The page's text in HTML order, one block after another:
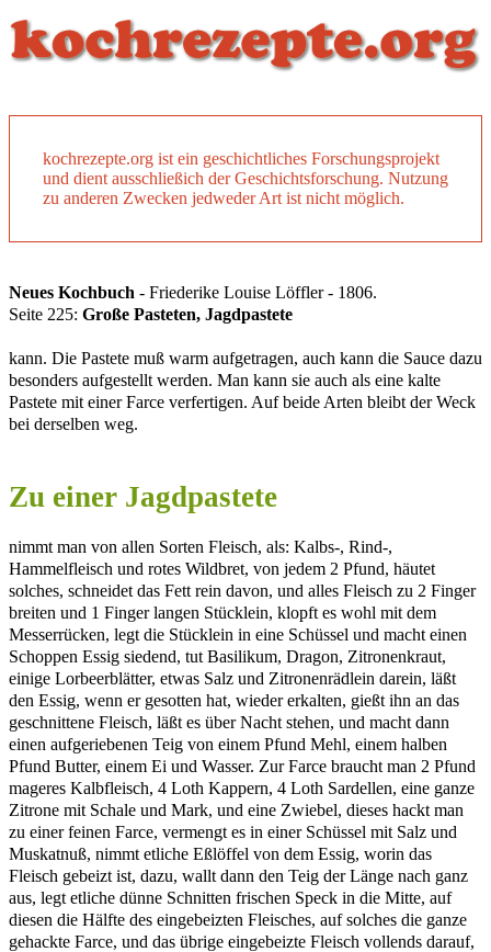
kochrezepte.org ist ein geschichtliches Forschungsprojekt
und dient ausschließich der Geschichtsforschung. Nutzung
zu anderen Zwecken jedweder Art ist nicht möglich.
Neues Kochbuch - Friederike Louise Löffler - 1806.
Seite 225: Große Pasteten, Jagdpastete
kann. Die Pastete muß warm aufgetragen, auch kann die Sauce dazu
besonders aufgestellt werden. Man kann sie auch als eine kalte
Pastete mit einer Farce verfertigen. Auf beide Arten bleibt der Weck
bei derselben weg.
Zu einer Jagdpastete
nimmt man von allen Sorten Fleisch, als: Kalbs-, Rind-,
Hammelfleisch und rotes Wildbret, von jedem 2 Pfund, häutet
solches, schneidet das Fett rein davon, und alles Fleisch zu 2 Finger
breiten und 1 Finger langen Stücklein, klopft es wohl mit dem
Messerrücken, legt die Stücklein in eine Schüssel und macht einen
Schoppen Essig siedend, tut Basilikum, Dragon, Zitronenkraut,
einige Lorbeerblätter, etwas Salz und Zitronenrädlein darein, läßt
den Essig, wenn er gesotten hat, wieder erkalten, gießt ihn an das
geschnittene Fleisch, läßt es über Nacht stehen, und macht dann
einen aufgeriebenen Teig von einem Pfund Mehl, einem halben
Pfund Butter, einem Ei und Wasser. Zur Farce braucht man 2 Pfund
mageres Kalbfleisch, 4 Loth Kappern, 4 Loth Sardellen, eine ganze
Zitrone mit Schale und Mark, und eine Zwiebel, dieses hackt man
zu einer feinen Farce, vermengt es in einer Schüssel mit Salz und
Muskatnuß, nimmt etliche Eßlöffel von dem Essig, worin das
Fleisch gebeizt ist, dazu, wallt dann den Teig der Länge nach ganz
aus, legt etliche dünne Schnitten frischen Speck in die Mitte, auf
diesen die Hälfte des eingebeizten Fleisches, auf solches die ganze
gehackte Farce, und das übrige eingebeizte Fleisch vollends darauf,